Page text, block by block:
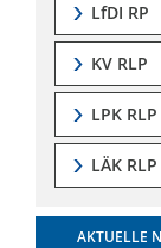
LfDI RP
KV RLP
LPK RLP
LÄK RLP
AKTUELLE